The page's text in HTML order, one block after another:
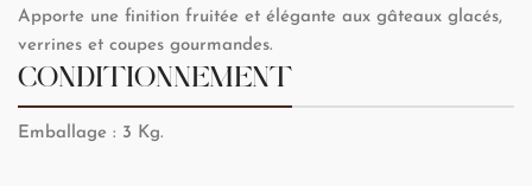
Apporte une finition fruitée et élégante aux gâteaux glacés,
verrines et coupes gourmandes.
CONDITIONNEMENT
Emballage : 3 Kg.